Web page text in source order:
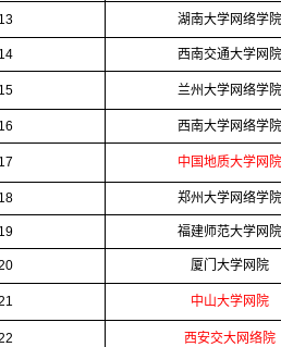
13 湖南大学网络学院
14 西南交通大学网院
15 兰州大学网络学院
16 西南大学网络学院
17 中国地质大学网院
18 郑州大学网络学院
19 福建师范大学网院
厦门大学网院
中山大学网院
西安交大网络院